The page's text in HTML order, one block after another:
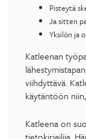
Pisteytä
Ja sitten
Yksilön ja
Katleenan
viihdyttävä.
käytäntöön
Katleena on